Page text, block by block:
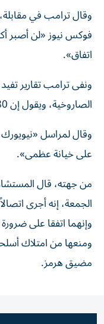
وقال ترامب في
فوكس نيوز «لن أصبر
اتفاق».
ونفى ترامب تقارير
الصاروخية، ويقول إن 80% منها انتهى.
وقال لمراسل
على خيانة عظمى».
من جهته، قال
الجمعة، إنه أجرى
وإنهما اتفقا على
ومنعها من امتلاك
مضيق هرمز.